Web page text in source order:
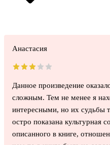
Анастасия
Данное произведение
сложным. Тем не менее я
интересными, но их судьбы
остро показана культурная
описанного в книге,